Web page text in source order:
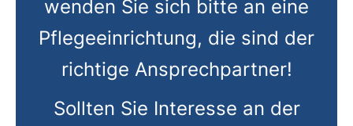
wenden Sie sich bitte an eine
Pflegeeinrichtung, die sind der
richtige Ansprechpartner!
Sollten Sie Interesse an der